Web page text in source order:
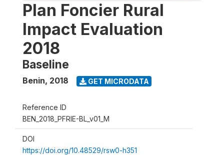
Plan Foncier Rural
Impact Evaluation
2018
Baseline
Benin, 2018 GET MICRODATA
Reference ID
BEN_2018_PFRIE-BL_v01_M
DOI
https://doi.org/10.48529/rsw0-h351